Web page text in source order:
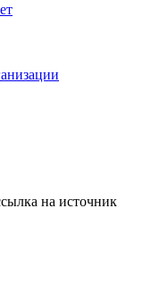
на источник